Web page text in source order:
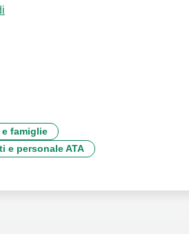
famiglie
e personale ATA